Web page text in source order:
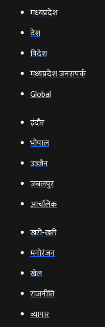
मध्‍यप्रदेश
देश
विदेश
मध्यप्रदेश जनसंपर्क
Global
इंदौर
भोपाल
उज्‍जैन
जबलपुर
आचंलिक
खरी-खरी
मनोरंजन
खेल
राजनीति
व्‍यापार